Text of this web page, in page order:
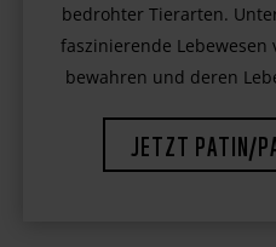
bedrohter Tierarten.
faszinierende Lebewesen
bewahren und deren
JETZT PATIN/